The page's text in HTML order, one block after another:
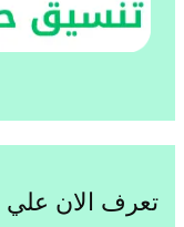
تعرف الان